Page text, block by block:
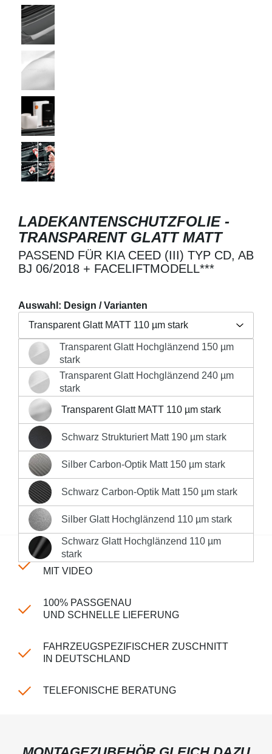
LADEKANTENSCHUTZFOLIE -
TRANSPARENT GLATT MATT
PASSEND FÜR KIA CEED (III) TYP CD, AB
BJ 06/2018 + FACELIFTMODELL***
Auswahl: Design / Varianten
Transparent Glatt MATT 110 µm stark
Transparent Glatt Hochglänzend 150 µm
stark
Transparent Glatt Hochglänzend 150 µm stark
Transparent Glatt Hochglänzend 240 µm
stark
Transparent Glatt Hochglänzend 240 µm stark
Transparent Glatt MATT 110 µm stark
Transparent Glatt MATT 110 µm stark
Schwarz Strukturiert Matt 190 µm stark
Schwarz Strukturiert Matt 190 µm stark
Silber Carbon-Optik Matt 150 µm stark
Silber Carbon-Optik Matt 150 µm stark
Schwarz Carbon-Optik Matt 150 µm stark
Schwarz Carbon-Optik Matt 150 µm stark
Silber Glatt Hochglänzend 110 µm stark
Silber Glatt Hochglänzend 110 µm stark
Schwarz Glatt Hochglänzend 110 µm
stark
Schwarz Glatt Hochglänzend 110 µm stark
Regulärer Preis:
19,90 €
Preise inkl. MwSt. zzgl. Versandkosten
Produkt Anzahl: Gib den gewünschten
IN DEN WARENKORB
Sofort versandfertig, Lieferzeit 1-3 Werktage innerhalb
Deutschlands **
Produktnummer:
EINFACHE MONTAGE
MIT VIDEO
100% PASSGENAU
UND SCHNELLE LIEFERUNG
FAHRZEUGSPEZIFISCHER ZUSCHNITT
IN DEUTSCHLAND
TELEFONISCHE BERATUNG